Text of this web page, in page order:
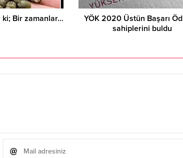
ki; Bir zamanlar…
YÖK 2020 Üstün Başarı
sahiplerini buldu